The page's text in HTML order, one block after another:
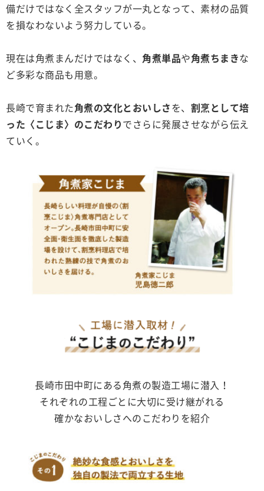
備だけではなく全スタッフが一丸となって、素材の品質
を損なわないよう努力している。
現在は角煮まんだけではなく、 角煮単品や角煮ちまきな
ど多彩な商品も用意。
長崎で育まれた角煮の文化とおいしさを、 割烹として培
った〈こじま〉のこだわりでさらに発展させながら伝え
ていく。
長崎市田中町にある角煮の製造工場に潜入！
それぞれの工程ごとに大切に受け継がれる
確かなおいしさへのこだわりを紹介